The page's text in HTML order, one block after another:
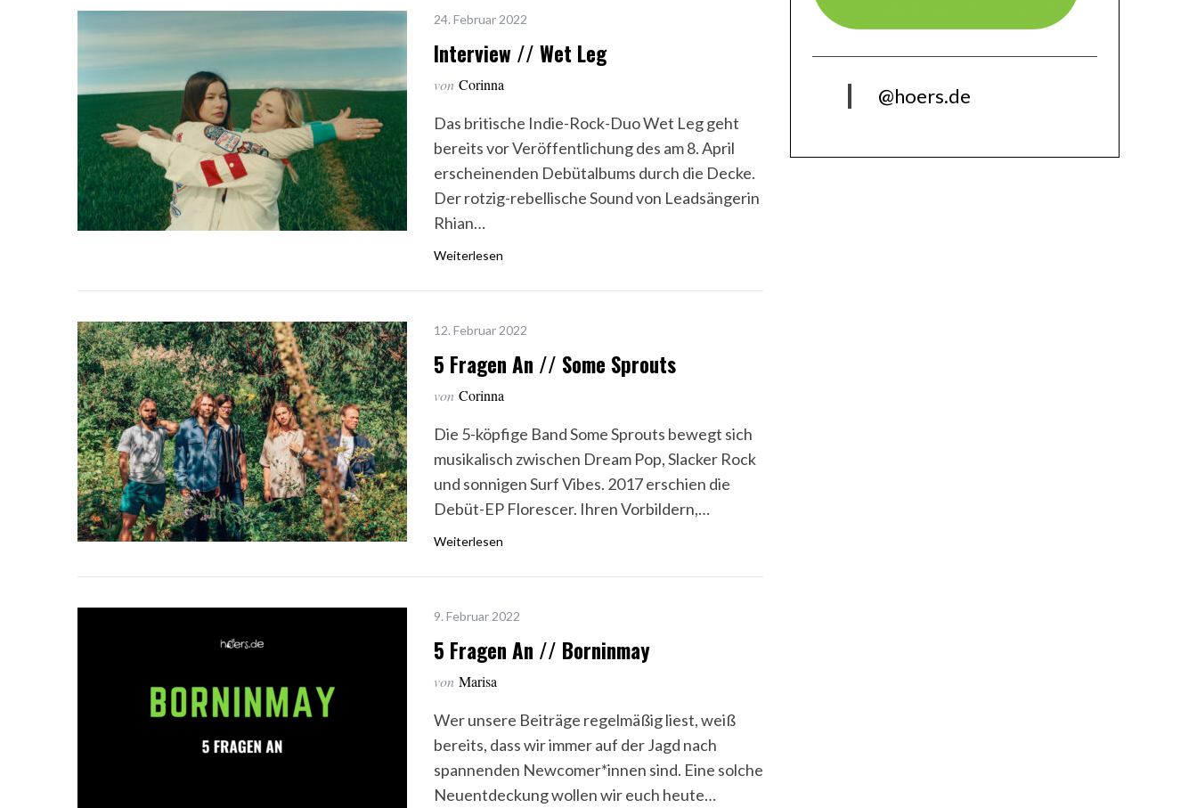
24. Februar 2022
Interview // Wet Leg
von Corinna
Das britische Indie-Rock-Duo Wet Leg geht
bereits vor Veröffentlichung des am 8. April
erscheinenden Debütalbums durch die Decke.
Der rotzig-rebellische Sound von Leadsängerin
Rhian…
Weiterlesen
12. Februar 2022
5 Fragen An // Some Sprouts
von Corinna
Die 5-köpfige Band Some Sprouts bewegt sich
musikalisch zwischen Dream Pop, Slacker Rock
und sonnigen Surf Vibes. 2017 erschien die
Debüt-EP Florescer. Ihren Vorbildern,…
Weiterlesen
9. Februar 2022
5 Fragen An // Borninmay
von Marisa
Wer unsere Beiträge regelmäßig liest, weiß
bereits, dass wir immer auf der Jagd nach
spannenden Newcomer*innen sind. Eine solche
Neuentdeckung wollen wir euch heute…
@hoers.de